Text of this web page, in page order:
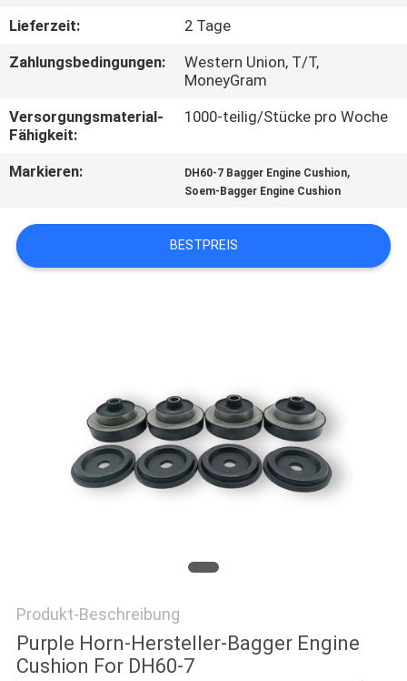
TRETEN
SIE
UNS
IN
VERBINDUNG
BLOG
SITEMAP
Lieferzeit:
2 Tage
Zahlungsbedingungen:
Western Union, T/T,
MoneyGram
Versorgungsmaterial-
Fähigkeit:
1000-teilig/Stücke pro Woche
Markieren: DH60-7 Bagger Engine Cushion,
Soem-Bagger Engine Cushion
BESTPREIS
Produkt-Beschreibung
Purple Horn-Hersteller-Bagger Engine
Cushion For DH60-7